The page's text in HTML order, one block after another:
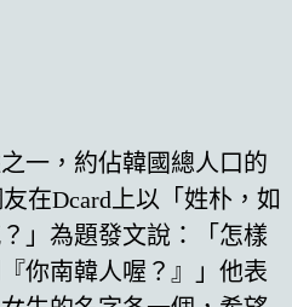
一，約佔韓國總人口的
在Dcard上以「姓朴，如
」為題發文說：「怎樣
你南韓人喔？』」他表